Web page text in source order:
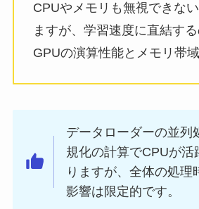
CPUやメモリも無視できな
ますが、学習速度に直結す
GPUの演算性能とメモリ帯域
データローダーの並列
規化の計算でCPUが活
りますが、全体の処理
影響は限定的です。